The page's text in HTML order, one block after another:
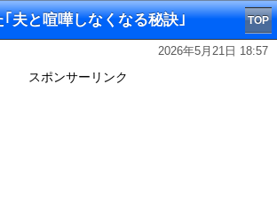
夫と喧嘩しなくなる秘訣｣ TOP
2026年5月21日 18:57
スポンサーリンク